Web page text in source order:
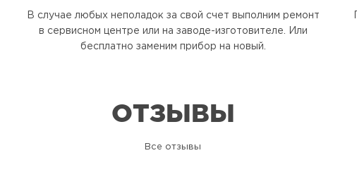
В случае любых неполадок за свой счет выполним ремонт
в сервисном центре или на заводе-изготовителе. Или
бесплатно заменим прибор на новый.
ОТЗЫВЫ
Все отзывы